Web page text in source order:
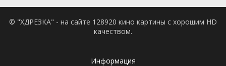
© "ХДРЕЗКА" - на сайте 128920 кино картины с хорошим HD
качеством.
Информация